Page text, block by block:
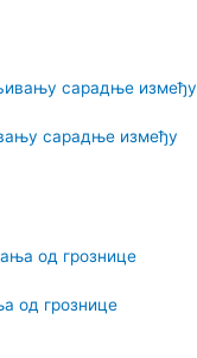
сарадње између
од грознице